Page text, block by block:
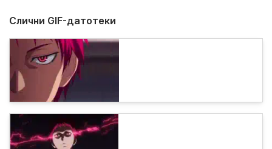
Слични GIF-датотеки